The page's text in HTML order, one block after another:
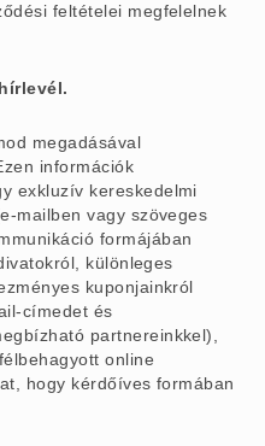
feltételei megfelelnek
megadásával
információk
exkluzív kereskedelmi
mailben vagy szöveges
formájában
különleges
kuponjainkról
címedet és
partnereinkkel),
online
hogy kérdőíves formában